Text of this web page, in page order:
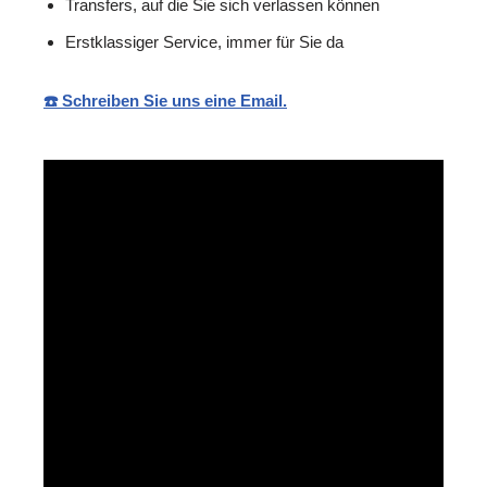
Transfers, auf die Sie sich verlassen können
Erstklassiger Service, immer für Sie da
☎️ Schreiben Sie uns eine Email.